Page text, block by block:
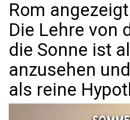
Rom
Die Lehre von
die Sonne ist
anzusehen
als reine